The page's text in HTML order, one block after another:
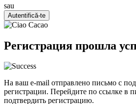
sau
Autentifică-te
Регистрация прошла
На ваш e-mail отправлено письмо с
регистрации. Перейдите по ссылке в
подтвердить регистрацию.